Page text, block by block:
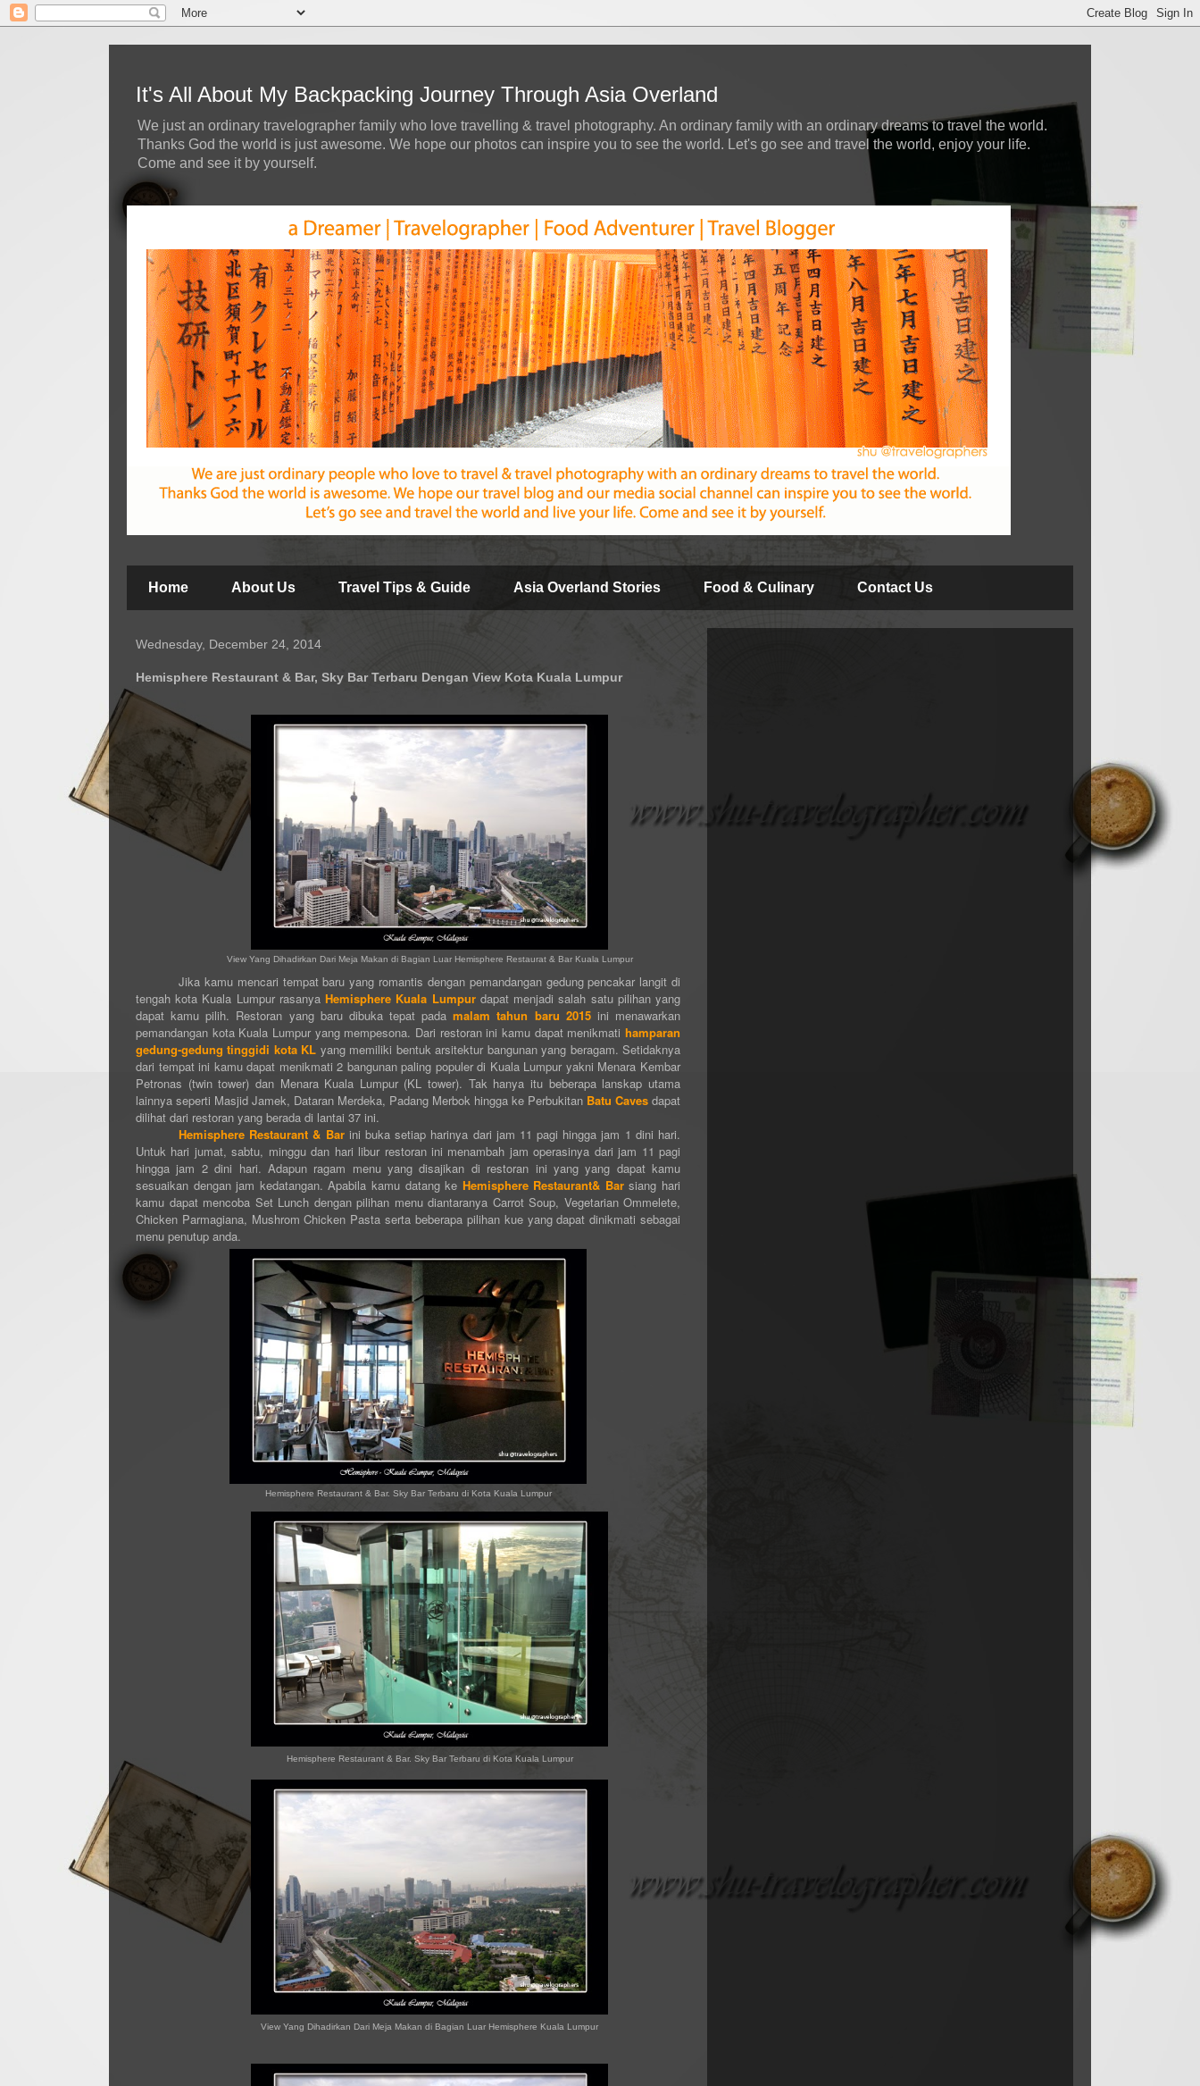
It's All About My Backpacking Journey Through Asia Overland
We just an ordinary travelographer family who love travelling & travel photography. An ordinary family with an ordinary dreams to travel the world.
Thanks God the world is just awesome. We hope our photos can inspire you to see the world. Let's go see and travel the world, enjoy your life.
Come and see it by yourself.
Home About Us Travel Tips & Guide Asia Overland Stories Food & Culinary Contact Us
Wednesday, December 24, 2014
Hemisphere Restaurant & Bar, Sky Bar Terbaru Dengan View Kota Kuala Lumpur
View Yang Dihadirkan Dari Meja Makan di Bagian Luar Hemisphere Restaurat & Bar Kuala Lumpur
Jika kamu mencari tempat baru yang romantis dengan pemandangan gedung pencakar langit di
tengah kota Kuala Lumpur rasanya Hemisphere Kuala Lumpurdapat menjadi salah satu pilihan yang
dapat kamu pilih. Restoran yang baru dibuka tepat padamalam tahun baru 2015ini menawarkan
pemandangan kota Kuala Lumpur yang mempesona. Dari restoran ini kamu dapat menikmati hamparan
gedung-gedung tinggidi kota KL yang memiliki bentuk arsitektur bangunan yang beragam. Setidaknya
dari tempat ini kamu dapat menikmati 2 bangunan paling populer di Kuala Lumpur yakni Menara Kembar
Petronas (twin tower) dan Menara Kuala Lumpur (KL tower). Tak hanya itu beberapa lanskap utama
lainnya seperti Masjid Jamek, Dataran Merdeka, Padang Merbok hingga ke Perbukitan Batu Caves dapat
dilihat dari restoran yang berada di lantai 37 ini.
Hemisphere Restaurant & Barini buka setiap harinya dari jam 11 pagi hingga jam 1 dini hari.
Untuk hari jumat, sabtu, minggu dan hari libur restoran ini menambah jam operasinya dari jam 11 pagi
hingga jam 2 dini hari. Adapun ragam menu yang disajikan di restoran ini yang yang dapat kamu
sesuaikan dengan jam kedatangan. Apabila kamu datang ke Hemisphere Restaurant& Barsiang hari
kamu dapat mencoba Set Lunch dengan pilihan menu diantaranya Carrot Soup, Vegetarian Ommelete,
Chicken Parmagiana, Mushrom Chicken Pasta serta beberapa pilihan kue yang dapat dinikmati sebagai
menu penutup anda.
Hemisphere Restaurant & Bar. Sky Bar Terbaru di Kota Kuala Lumpur
Hemisphere Restaurant & Bar. Sky Bar Terbaru di Kota Kuala Lumpur
View Yang Dihadirkan Dari Meja Makan di Bagian Luar Hemisphere Kuala Lumpur